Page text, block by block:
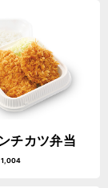
チカツ弁当
1,004